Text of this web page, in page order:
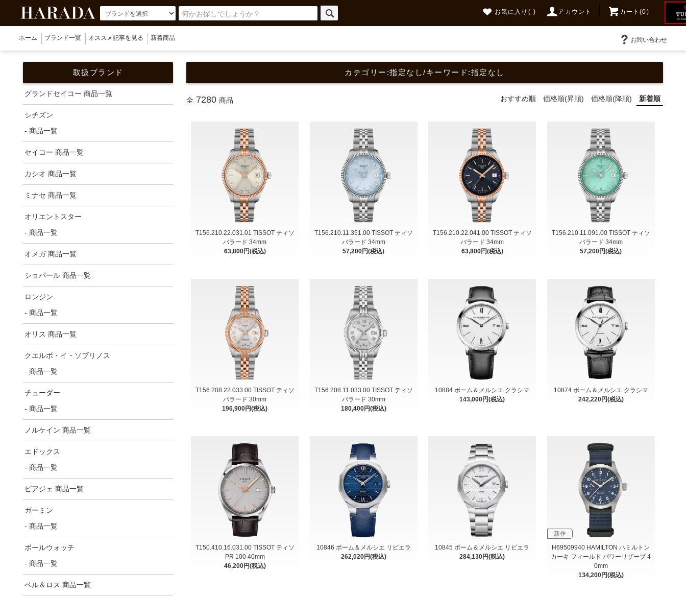
お気に入り (-) アカウント カート(0)
ホーム ブランド一覧 オススメ記事を見る 新着商品 お問い合わせ
カテゴリー:指定なし/キーワード:指定なし
全 7280 商品 おすすめ順 価格順(昇順) 価格順(降順) 新着順
T156.210.22.031.01 TISSOT ティソ
バラード 34mm
63,800円(税込)
T156.210.11.351.00 TISSOT ティソ
バラード 34mm
57,200円(税込)
T156.210.22.041.00 TISSOT ティソ
バラード 34mm
63,800円(税込)
T156.210.11.091.00 TISSOT ティソ
バラード 34mm
57,200円(税込)
T156.208.22.033.00 TISSOT ティソ
バラード 30mm
196,900円(税込)
T156.208.11.033.00 TISSOT ティソ
バラード 30mm
180,400円(税込)
10884 ボーム＆メルシエ クラシマ
143,000円(税込)
10874 ボーム＆メルシエ クラシマ
242,220円(税込)
T150.410.16.031.00 TISSOT ティソ
PR 100 40mm
46,200円(税込)
10846 ボーム＆メルシエ リビエラ
262,020円(税込)
10845 ボーム＆メルシエ リビエラ
284,130円(税込)
新作
H69509940 HAMILTON ハミルトン
カーキ フィールド パワーリザーブ 4
0mm
134,200円(税込)
取扱ブランド
グランドセイコー 商品一覧
シチズン
- 商品一覧
セイコー 商品一覧
カシオ 商品一覧
ミナセ 商品一覧
オリエントスター
- 商品一覧
オメガ 商品一覧
ショパール 商品一覧
ロンジン
- 商品一覧
オリス 商品一覧
クエルボ・イ・ソブリノス
- 商品一覧
チューダー
- 商品一覧
ノルケイン 商品一覧
エドックス
- 商品一覧
ピアジェ 商品一覧
ガーミン
- 商品一覧
ボールウォッチ
- 商品一覧
ベル＆ロス 商品一覧